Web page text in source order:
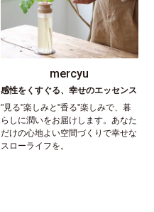
mercyu
感性をくすぐる、幸せのエッセンス
"見る"楽しみと"香る"楽しみで、暮
らしに潤いをお届けします。あなた
だけの心地よい空間づくりで幸せな
スローライフを。